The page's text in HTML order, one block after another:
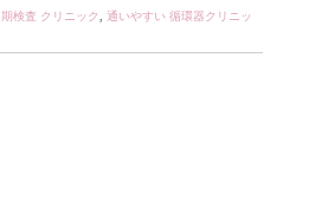
検査 クリニック
通いやすい 循環器クリニッ